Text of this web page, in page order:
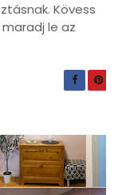
Kövess
le az